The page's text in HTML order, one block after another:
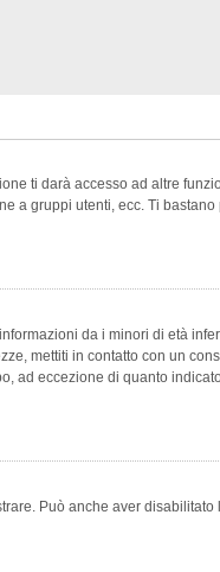
ti darà accesso ad altre
a gruppi utenti, ecc. Ti
da i minori di età
mettiti in contatto con un
eccezione di quanto
Può anche aver